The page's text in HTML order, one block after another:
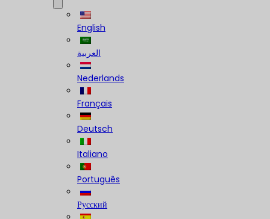
English
العربية
Nederlands
Français
Deutsch
Italiano
Português
Русский